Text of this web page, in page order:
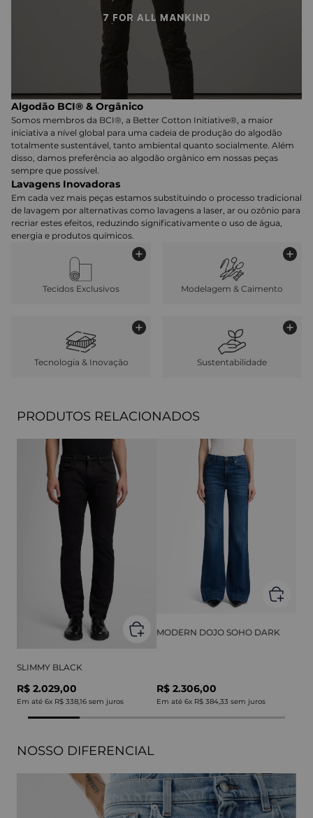
Algodão BCI® & Orgânico
Somos membros da BCI®, a Better Cotton Initiative®, a maior
iniciativa a nível global para uma cadeia de produção do algodão
totalmente sustentável, tanto ambiental quanto socialmente. Além
disso, damos preferência ao algodão orgânico em nossas peças
sempre que possível.
Lavagens Inovadoras
Em cada vez mais peças estamos substituindo o processo tradicional
de lavagem por alternativas como lavagens a laser, ar ou ozônio para
recriar estes efeitos, reduzindo significativamente o uso de água,
energia e produtos químicos.
Tecidos Exclusivos Modelagem & Caimento
Tecnologia & Inovação Sustentabilidade
PRODUTOS RELACIONADOS
SLIMMY BLACK
R$ 2.029,00
Em até 6x R$ 338,16 sem juros
MODERN DOJO SOHO DARK
R$ 2.306,00
Em até 6x R$ 384,33 sem juros
NOSSO DIFERENCIAL